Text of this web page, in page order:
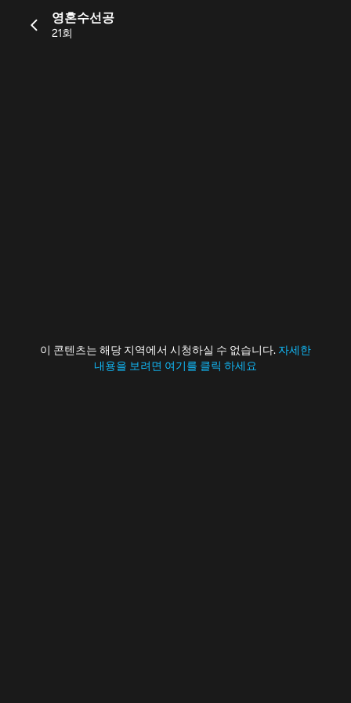
영혼수선공
21회
이 콘텐츠는 해당 지역에서 시청하실 수 없습니다. 자세한
내용을 보려면 여기를 클릭 하세요